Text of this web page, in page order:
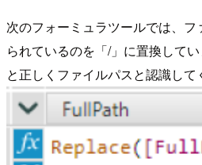
次のフォーミュラツールでは、
られているのを「/」に置換して
と正しくファイルパスと認識して